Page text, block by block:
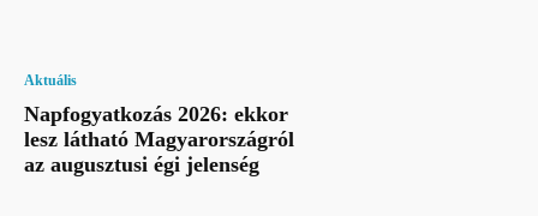
Aktuális
Napfogyatkozás 2026: ekkor
lesz látható Magyarországról
az augusztusi égi jelenség